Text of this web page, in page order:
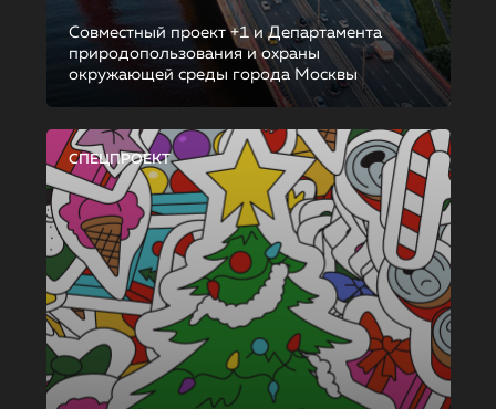
Совместный проект +1 и Департамента
природопользования и охраны
окружающей среды города Москвы
СПЕЦПРОЕКТ